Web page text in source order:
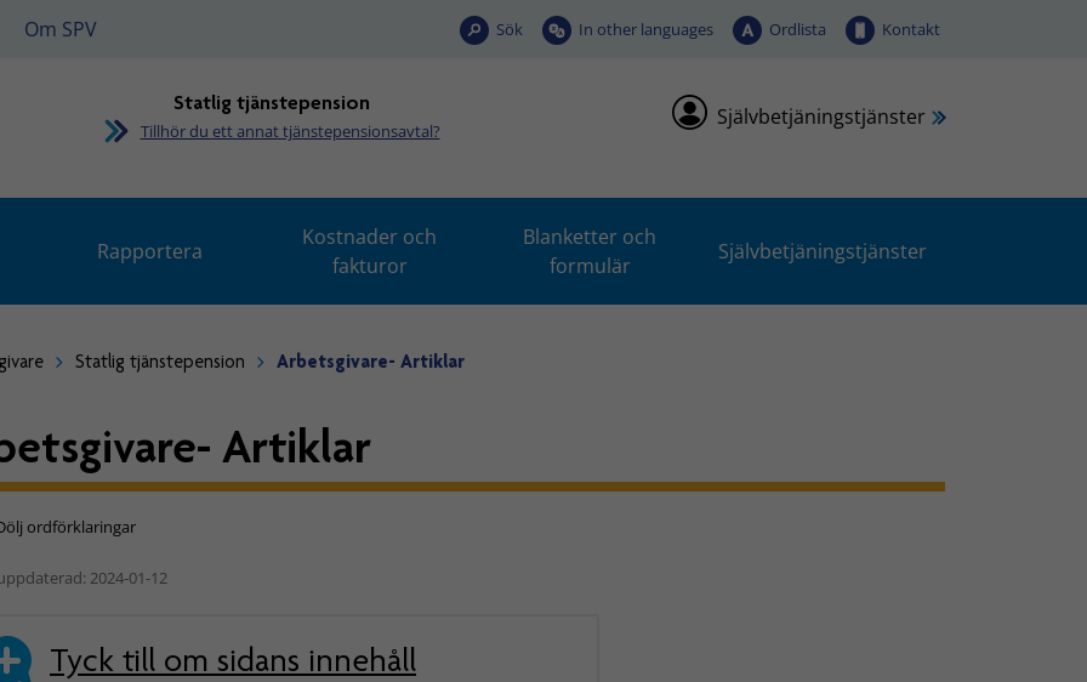
Om SPV Sök In other languages Ordlista Kontakt
Statlig tjänstepension
Tillhör du ett annat tjänstepensionsavtal?
Självbetjäningstjänster
Rapportera
Kostnader och
fakturor
Blanketter och
formulär
Självbetjäningstjänster
Statlig tjänstepension Arbetsgivare- Artiklar
Artiklar
ordförklaringar
2024-01-12
Tyck till om sidans innehåll